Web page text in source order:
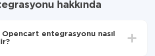
hakkında
entegrasyonu nasıl